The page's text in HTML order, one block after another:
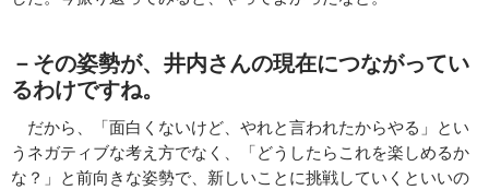
－その姿勢が、井内さんの現在につながってい
るわけですね。
だから、「面白くないけど、やれと言われたからやる」とい
うネガティブな考え方でなく、「どうしたらこれを楽しめるか
な？」と前向きな姿勢で、新しいことに挑戦していくといいの